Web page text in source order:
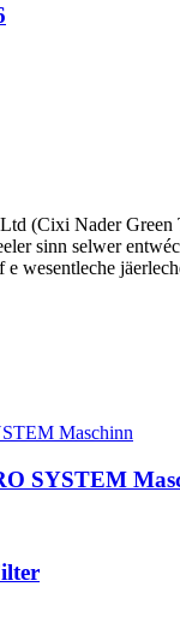
(Cixi Nader Green
sinn selwer
wesentleche
SYSTEM